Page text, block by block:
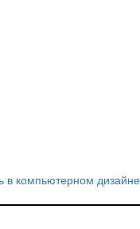
в компьютерном дизайне